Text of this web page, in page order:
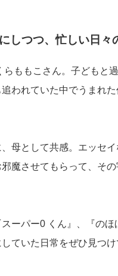
しつつ、忙しい日々
ももこさん。子どもと
われていた中でうまれ
母として共感。エッセ
魔させてもらって、そ
ーパー0 くん』、『の
ていた日常をぜひ見つけ